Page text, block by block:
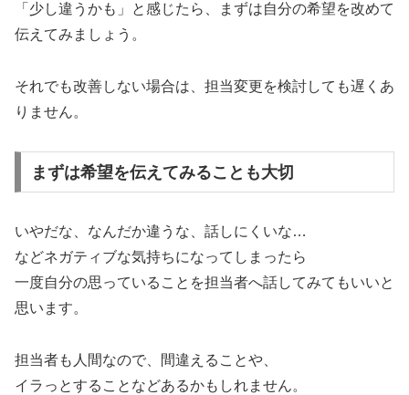
「少し違うかも」と感じたら、まずは自分の希望を改めて
伝えてみましょう。
それでも改善しない場合は、担当変更を検討しても遅くあ
りません。
まずは希望を伝えてみることも大切
いやだな、なんだか違うな、話しにくいな…
などネガティブな気持ちになってしまったら
一度自分の思っていることを担当者へ話してみてもいいと
思います。
担当者も人間なので、間違えることや、
イラっとすることなどあるかもしれません。